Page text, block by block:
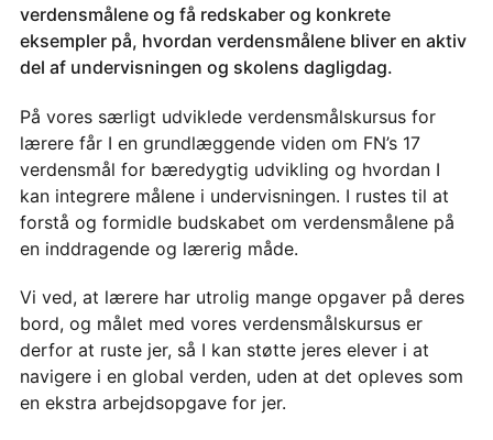
verdensmålene og få redskaber og konkrete
eksempler på, hvordan verdensmålene bliver en aktiv
del af undervisningen og skolens dagligdag.
På vores særligt udviklede verdensmålskursus for
lærere får I en grundlæggende viden om FN’s 17
verdensmål for bæredygtig udvikling og hvordan I
kan integrere målene i undervisningen. I rustes til at
forstå og formidle budskabet om verdensmålene på
en inddragende og lærerig måde.
Vi ved, at lærere har utrolig mange opgaver på deres
bord, og målet med vores verdensmålskursus er
derfor at ruste jer, så I kan støtte jeres elever i at
navigere i en global verden, uden at det opleves som
en ekstra arbejdsopgave for jer.